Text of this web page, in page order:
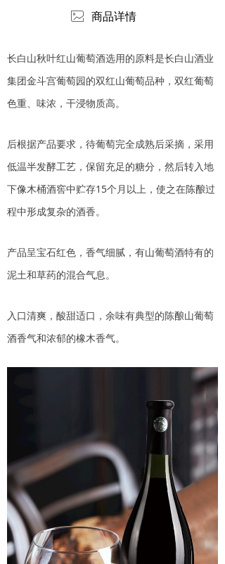
商品详情
长白山秋叶红山葡萄酒选用的原料是长白山酒业
集团金斗宫葡萄园的双红山葡萄品种，双红葡萄
色重、味浓，干浸物质高。
后根据产品要求，待葡萄完全成熟后采摘，采用
低温半发酵工艺，保留充足的糖分，然后转入地
下像木桶酒窖中贮存15个月以上，使之在陈酿过
程中形成复杂的酒香。
产品呈宝石红色，香气细腻，有山葡萄酒特有的
泥土和草药的混合气息。
入口清爽，酸甜适口，余味有典型的陈酿山葡萄
酒香气和浓郁的橡木香气。
ꂈ